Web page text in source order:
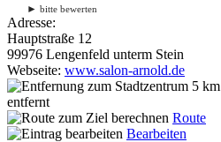
► bitte bewerten
Adresse:
Hauptstraße 12
99976 Lengenfeld unterm Stein
Webseite: www.salon-arnold.de
5 km
entfernt
Route
Bearbeiten